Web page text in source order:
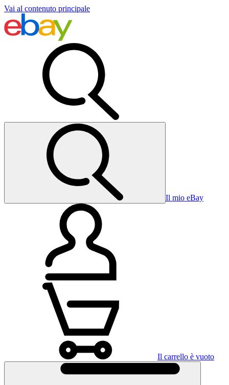
Vai al contenuto principale
Il mio eBay
Il carrello è vuoto